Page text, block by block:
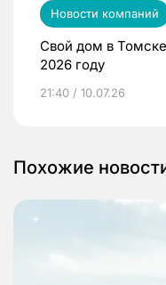
Новости компаний
Свой дом в
2026 году
21:40 / 10.07.26
Похожие